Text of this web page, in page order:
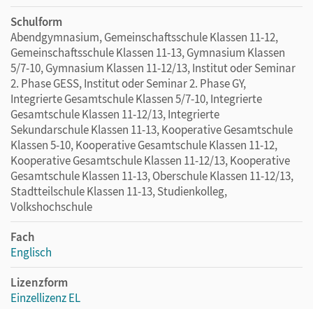
Schulform
Abendgymnasium, Gemeinschaftsschule Klassen 11-12,
Gemeinschaftsschule Klassen 11-13, Gymnasium Klassen
5/7-10, Gymnasium Klassen 11-12/13, Institut oder Seminar
2. Phase GESS, Institut oder Seminar 2. Phase GY,
Integrierte Gesamtschule Klassen 5/7-10, Integrierte
Gesamtschule Klassen 11-12/13, Integrierte
Sekundarschule Klassen 11-13, Kooperative Gesamtschule
Klassen 5-10, Kooperative Gesamtschule Klassen 11-12,
Kooperative Gesamtschule Klassen 11-12/13, Kooperative
Gesamtschule Klassen 11-13, Oberschule Klassen 11-12/13,
Stadtteilschule Klassen 11-13, Studienkolleg,
Volkshochschule
Fach
Englisch
Lizenzform
Einzellizenz EL